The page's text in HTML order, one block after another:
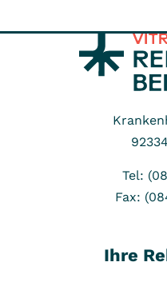
92334
Tel:
Fax:
Ihre